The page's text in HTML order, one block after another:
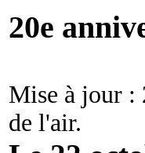
20e
Mise à jour :
de l'air.